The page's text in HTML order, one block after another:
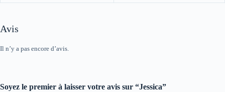
Avis
Il n’y a pas encore d’avis.
Soyez le premier à laisser votre avis sur “Jessica”